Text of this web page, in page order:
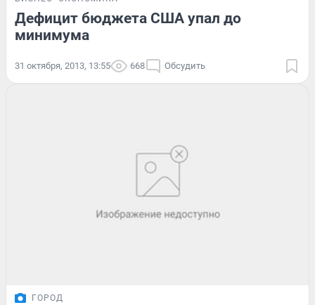
Дефицит бюджета США упал до
минимума
31 октября, 2013, 13:55 668 Обсудить
ГОРОД